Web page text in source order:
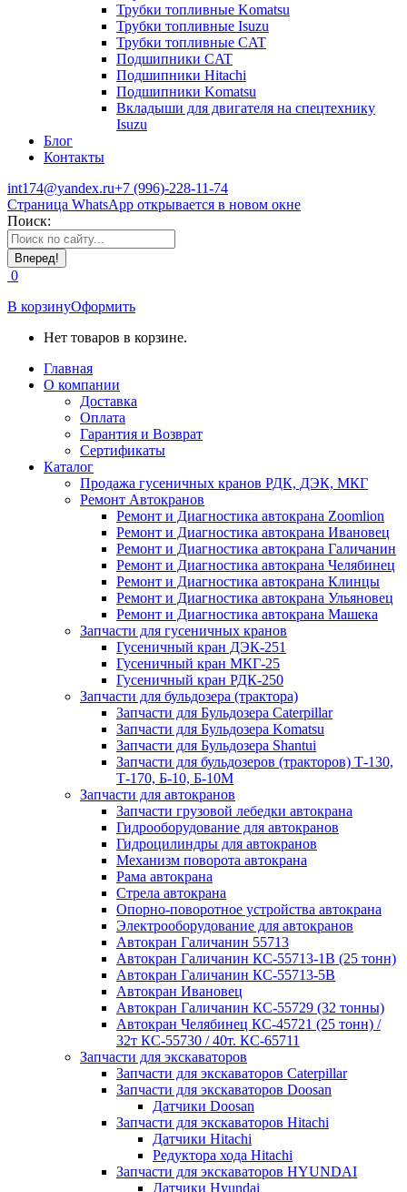
Трубки топливные Komatsu
Трубки топливные Isuzu
Трубки топливные CAT
Подшипники CAT
Подшипники Hitachi
Подшипники Komatsu
Вкладыши для двигателя на спецтехнику
Isuzu
Блог
Контакты
int174@yandex.ru+7 (996)-228-11-74
Страница WhatsApp открывается в новом окне
Поиск:
0
В корзинуОформить
Нет товаров в корзине.
Главная
О компании
Доставка
Оплата
Гарантия и Возврат
Сертификаты
Каталог
Продажа гусеничных кранов РДК, ДЭК, МКГ
Ремонт Автокранов
Ремонт и Диагностика автокрана Zoomlion
Ремонт и Диагностика автокрана Ивановец
Ремонт и Диагностика автокрана Галичанин
Ремонт и Диагностика автокрана Челябинец
Ремонт и Диагностика автокрана Клинцы
Ремонт и Диагностика автокрана Ульяновец
Ремонт и Диагностика автокрана Машека
Запчасти для гусеничных кранов
Гусеничный кран ДЭК-251
Гусеничный кран МКГ-25
Гусеничный кран РДК-250
Запчасти для бульдозера (трактора)
Запчасти для Бульдозера Caterpillar
Запчасти для Бульдозера Komatsu
Запчасти для Бульдозера Shantui
Запчасти для бульдозеров (тракторов) Т-130,
Т-170, Б-10, Б-10М
Запчасти для автокранов
Запчасти грузовой лебедки автокрана
Гидрооборудование для автокранов
Гидроцилиндры для автокранов
Механизм поворота автокрана
Рама автокрана
Стрела автокрана
Опорно-поворотное устройства автокрана
Электрооборудование для автокранов
Автокран Галичанин 55713
Автокран Галичанин КС-55713-1В (25 тонн)
Автокран Галичанин КС-55713-5В
Автокран Ивановец
Автокран Галичанин КС-55729 (32 тонны)
Автокран Челябинец КС-45721 (25 тонн) /
32т КС-55730 / 40т. КС-65711
Запчасти для экскаваторов
Запчасти для экскаваторов Caterpillar
Запчасти для экскаваторов Doosan
Датчики Doosan
Запчасти для экскаваторов Hitachi
Датчики Hitachi
Редуктора хода Hitachi
Запчасти для экскаваторов HYUNDAI
Датчики Hyundai